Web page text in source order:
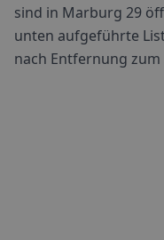
sind in Marburg 29
unten aufgeführte
nach Entfernung